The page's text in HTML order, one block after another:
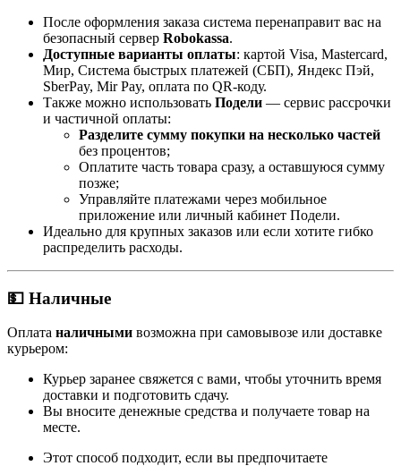
После оформления заказа система перенаправит вас на
безопасный сервер Robokassa.
Доступные варианты оплаты: картой Visa, Mastercard,
Мир, Система быстрых платежей (СБП), Яндекс Пэй,
SberPay, Mir Pay, оплата по QR-коду.
Также можно использовать Подели — сервис рассрочки
и частичной оплаты:
Разделите сумму покупки на несколько частей
без процентов;
Оплатите часть товара сразу, а оставшуюся сумму
позже;
Управляйте платежами через мобильное
приложение или личный кабинет Подели.
Идеально для крупных заказов или если хотите гибко
распределить расходы.
💵 Наличные
Оплата наличными возможна при самовывозе или доставке
курьером:
Курьер заранее свяжется с вами, чтобы уточнить время
доставки и подготовить сдачу.
Вы вносите денежные средства и получаете товар на
месте.
Этот способ подходит, если вы предпочитаете